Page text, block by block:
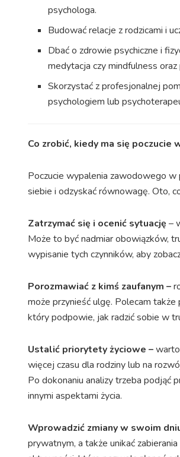
psychologa.
Budować relacje z rodzicami i
Dbać o zdrowie psychiczne i
medytacja czy mindfulness
Skorzystać z profesjonalnej
psychologiem lub
Co zrobić, kiedy ma się
Poczucie wypalenia zawodowego
siebie i odzyskać równowagę. Oto,
Zatrzymać się i ocenić sytuację –
Może to być nadmiar obowiązków,
wypisanie tych czynników, aby
Porozmawiać z kimś zaufanym –
może przynieść ulgę. Polecam
który podpowie, jak radzić sobie w
Ustalić priorytety życiowe –
więcej czasu dla rodziny lub na
Po dokonaniu analizy trzeba podjąć
innymi aspektami życia.
Wprowadzić zmiany w swoim
prywatnym, a także unikać